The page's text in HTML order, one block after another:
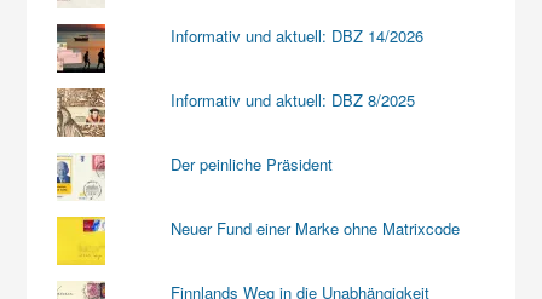
Informativ und aktuell: DBZ 14/2026
Informativ und aktuell: DBZ 8/2025
Der peinliche Präsident
Neuer Fund einer Marke ohne Matrixcode
Finnlands Weg in die Unabhängigkeit